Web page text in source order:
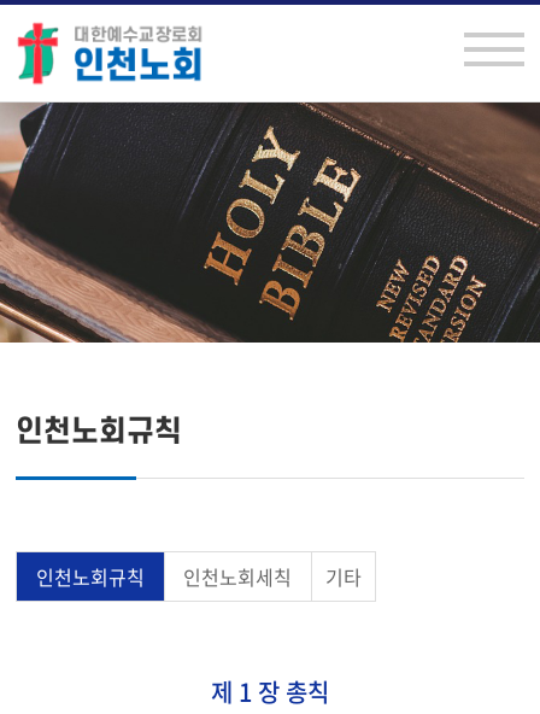
인천노회규칙
인천노회규칙 인천노회세칙 기타
제 1 장 총칙